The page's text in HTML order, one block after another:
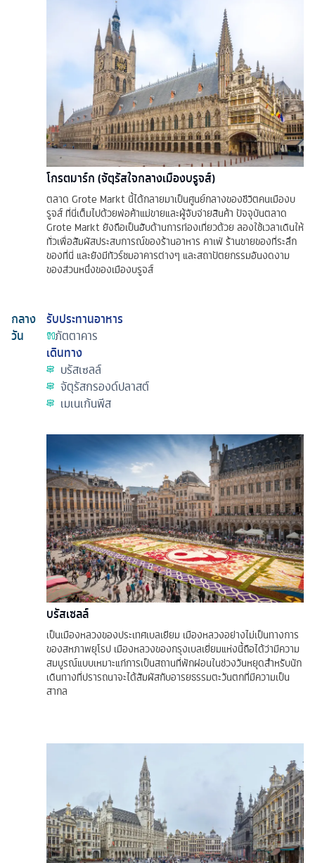
โกรตมาร์ก (จัตุรัสใจกลางเมืองบรูจส์)
ตลาด Grote Markt นี้ได้กลายมาเป็นศูนย์กลางของชีวิตคนเมืองบ
รูจส์ ที่นี่เต็มไปด้วยพ่อค้าแม่ขายและผู้จับจ่ายสินค้า ปัจจุบันตลาด
Grote Markt ยังถือเป็นฮับด้านการท่องเที่ยวด้วย ลองใช้เวลาเดินให้
ทั่วเพื่อสัมผัสประสบการณ์ของร้านอาหาร คาเฟ่ ร้านขายของที่ระลึก
ของที่นี่ และยังมีทัวร์ชมอาคารต่างๆ และสถาปัตยกรรมอันงดงาม
ของส่วนหนึ่งของเมืองบรูจส์
กลาง
วัน
รับประทานอาหาร
ภัตตาคาร
เดินทาง
บรัสเซลล์
จัตุรัสกรองด์ปลาสต์
เมเนเก้นพีส
บรัสเซลล์
เป็นเมืองหลวงของประเทศเบลเยียม เมืองหลวงอย่างไม่เป็นทางการ
ของสหภาพยุโรป เมืองหลวงของกรุงเบลเยี่ยมแห่งนี้ถือได้ว่ามีความ
สมบูรณ์แบบเหมาะแก่การเป็นสถานที่พักผ่อนในช่วงวันหยุดสำหรับนัก
เดินทางที่ปรารถนาจะได้สัมผัสกับอารยธรรมตะวันตกที่มีความเป็น
สากล